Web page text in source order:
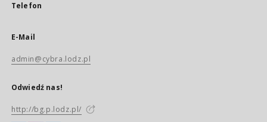
Telefon
E-Mail
admin@cybra.lodz.pl
Odwiedź nas!
http://bg.p.lodz.pl/